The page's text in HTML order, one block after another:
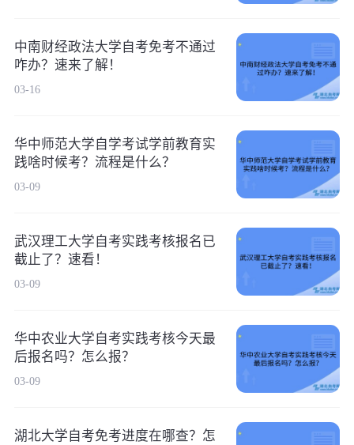
中南财经政法大学自考免考不通过
咋办？速来了解！
03-16
华中师范大学自学考试学前教育实
践啥时候考？流程是什么？
03-09
武汉理工大学自考实践考核报名已
截止了？速看！
03-09
华中农业大学自考实践考核今天最
后报名吗？怎么报？
03-09
湖北大学自考免考进度在哪查？怎